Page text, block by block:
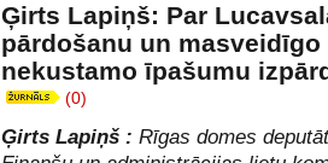
Ģirts Lapiņš: Par
pārdošanu un masveidīgo
nekustamo īpašumu
(0)
Ģirts Lapiņš : Rīgas domes